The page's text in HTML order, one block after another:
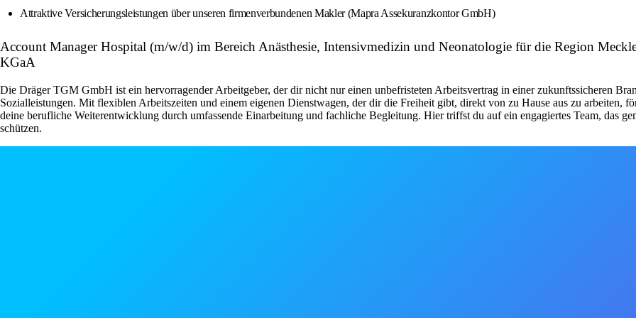
Attraktive Versicherungsleistungen über unseren firmenverbundenen Makler (Mapra Assekuranzkontor GmbH)
Account Manager Hospital (m/w/d) im Bereich Anästhesie, Intensivmedizin und Neonatologie für die Region
KGaA
Die Dräger TGM GmbH ist ein hervorragender Arbeitgeber, der dir nicht nur einen unbefristeten Arbeitsvertrag in einer zukunftssicheren
Sozialleistungen. Mit flexiblen Arbeitszeiten und einem eigenen Dienstwagen, der dir die Freiheit gibt, direkt von zu Hause aus zu arbeiten,
deine berufliche Weiterentwicklung durch umfassende Einarbeitung und fachliche Begleitung. Hier triffst du auf ein engagiertes Team, das
schützen.